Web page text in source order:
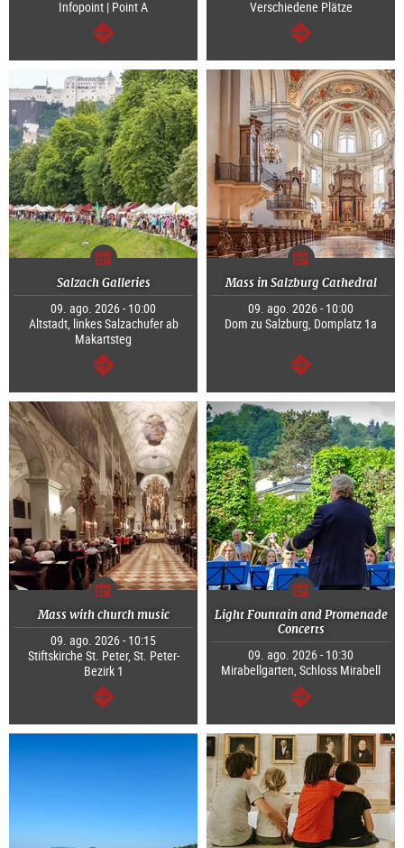
Infopoint | Point A
segue
Verschiedene Plätze
segue
Salzach Galleries
09. ago. 2026 - 10:00
Altstadt, linkes Salzachufer ab
Makartsteg
segue
Mass in Salzburg Cathedral
09. ago. 2026 - 10:00
Dom zu Salzburg, Domplatz 1a
segue
Mass with church music
09. ago. 2026 - 10:15
Stiftskirche St. Peter, St. Peter-
Bezirk 1
segue
Light Fountain and Promenade
Concerts
09. ago. 2026 - 10:30
Mirabellgarten, Schloss Mirabell
segue